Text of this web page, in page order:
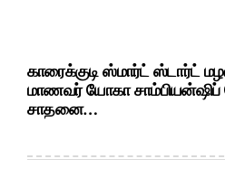
காரைக்குடி ஸ்மார்ட் ஸ்டார்ட்
மாணவர் யோகா சாம்பியன்ஷிப்
சாதனை…